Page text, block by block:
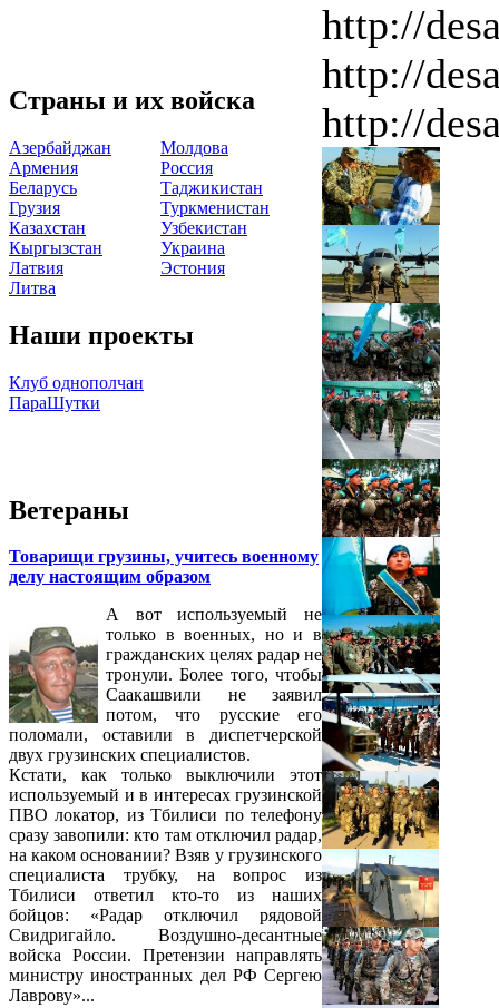
Страны и их войска
Азербайджан
Армения
Беларусь
Грузия
Казахстан
Кыргызстан
Латвия
Литва
Молдова
Россия
Таджикистан
Туркменистан
Узбекистан
Украина
Эстония
Наши проекты
Клуб однополчан
ПараШутки
Ветераны
Товарищи грузины, учитесь военному
делу настоящим образом
А вот используемый не
только в военных, но и в
гражданских целях радар не
тронули. Более того, чтобы
Саакашвили не заявил
потом, что русские его
поломали, оставили в диспетчерской
двух грузинских специалистов.
Кстати, как только выключили этот
используемый и в интересах грузинской
ПВО локатор, из Тбилиси по телефону
сразу завопили: кто там отключил радар,
на каком основании? Взяв у грузинского
специалиста трубку, на вопрос из
Тбилиси ответил кто-то из наших
бойцов: «Радар отключил рядовой
Свидригайло. Воздушно-десантные
войска России. Претензии направлять
министру иностранных дел РФ Сергею
Лаврову»...
http://
http://
http://